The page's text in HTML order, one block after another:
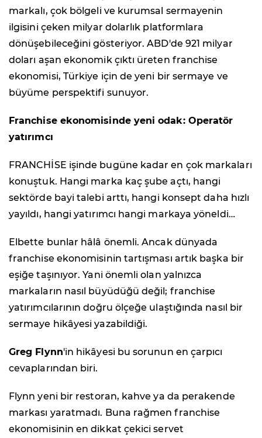
markalı, çok bölgeli ve kurumsal sermayenin
ilgisini çeken milyar dolarlık platformlara
dönüşebileceğini gösteriyor. ABD'de 921 milyar
doları aşan ekonomik çıktı üreten franchise
ekonomisi, Türkiye için de yeni bir sermaye ve
büyüme perspektifi sunuyor.
Franchise ekonomisinde yeni odak: Operatör
yatırımcı
FRANCHİSE işinde bugüne kadar en çok markaları
konuştuk. Hangi marka kaç şube açtı, hangi
sektörde bayi talebi arttı, hangi konsept daha hızlı
yayıldı, hangi yatırımcı hangi markaya yöneldi…
Elbette bunlar hâlâ önemli. Ancak dünyada
franchise ekonomisinin tartışması artık başka bir
eşiğe taşınıyor. Yani önemli olan yalnızca
markaların nasıl büyüdüğü değil; franchise
yatırımcılarının doğru ölçeğe ulaştığında nasıl bir
sermaye hikâyesi yazabildiği.
Greg Flynn'in hikâyesi bu sorunun en çarpıcı
cevaplarından biri.
Flynn yeni bir restoran, kahve ya da perakende
markası yaratmadı. Buna rağmen franchise
ekonomisinin en dikkat çekici servet